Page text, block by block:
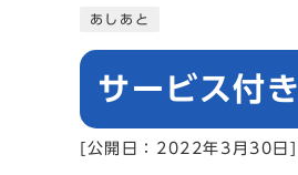
あしあと
サービス付
[公開日：2022年3月30日]